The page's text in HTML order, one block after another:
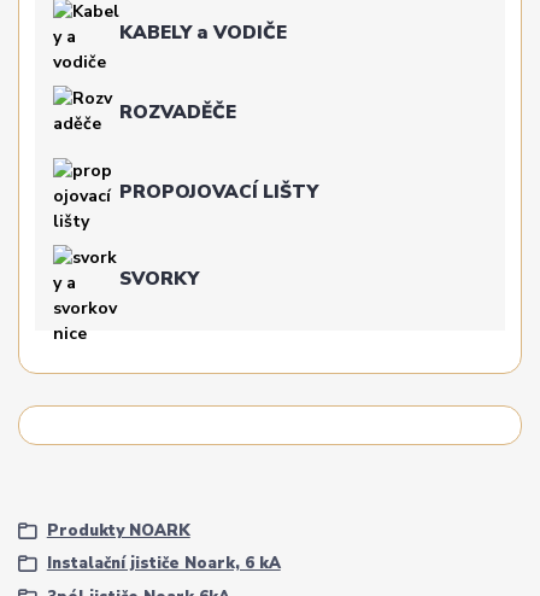
KABELY a VODIČE
ROZVADĚČE
PROPOJOVACÍ LIŠTY
SVORKY
Produkty NOARK
Instalační jističe Noark, 6 kA